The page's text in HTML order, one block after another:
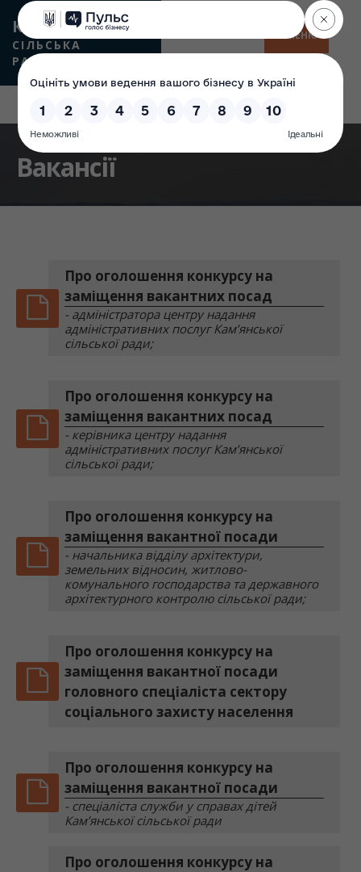
КАМʼЯНСЬКА
СІЛЬСЬКА
РАДА
МЕНЮ
Вакансії
Про оголошення конкурсу на
заміщення вакантних посад
- адміністратора центру надання
адміністративних послуг Кам’янської
сільської ради;
Про оголошення конкурсу на
заміщення вакантних посад
- керівника центру надання
адміністративних послуг Кам’янської
сільської ради;
Про оголошення конкурсу на
заміщення вакантної посади
- начальника відділу архітектури,
земельних відносин, житлово-
комунального господарства та державного
архітектурного контролю сільської ради;
Про оголошення конкурсу на
заміщення вакантної посади
головного спеціаліста сектору
соціального захисту населення
Про оголошення конкурсу на
заміщення вакантної посади
- спеціаліста служби у справах дітей
Кам’янської сільської ради
Про оголошення конкурсу на